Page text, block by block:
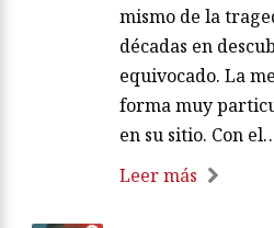
mismo de la
décadas en
equivocado. La
forma muy
en su sitio. Con
Leer más